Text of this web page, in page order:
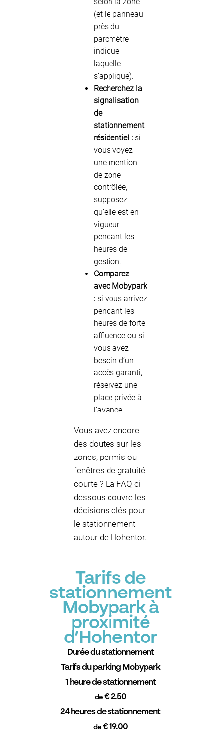
selon la zone
(et le panneau
près du
parcmètre
indique
laquelle
s’applique).
Recherchez la
signalisation
de
stationnement
résidentiel : si
vous voyez
une mention
de zone
contrôlée,
supposez
qu’elle est en
vigueur
pendant les
heures de
gestion.
Comparez
avec Mobypark
: si vous arrivez
pendant les
heures de forte
affluence ou si
vous avez
besoin d’un
accès garanti,
réservez une
place privée à
l’avance.
Vous avez encore
des doutes sur les
zones, permis ou
fenêtres de gratuité
courte ? La FAQ ci-
dessous couvre les
décisions clés pour
le stationnement
autour de Hohentor.
Tarifs de
stationnement
Mobypark à
proximité
d’Hohentor
Durée du stationnement
Tarifs du parking Mobypark
1 heure de stationnement
de € 2.50
24 heures de stationnement
de€ 19.00